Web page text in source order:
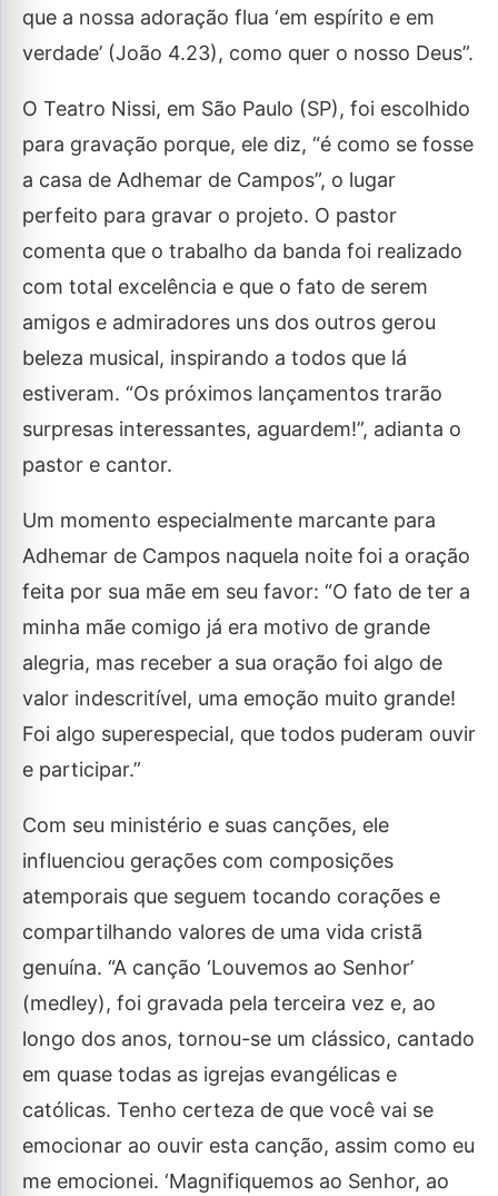
que a nossa adoração flua ‘em espírito e em
verdade’ (João 4.23), como quer o nosso Deus”.
O Teatro Nissi, em São Paulo (SP), foi escolhido
para gravação porque, ele diz, “é como se fosse
a casa de Adhemar de Campos”, o lugar
perfeito para gravar o projeto. O pastor
comenta que o trabalho da banda foi realizado
com total excelência e que o fato de serem
amigos e admiradores uns dos outros gerou
beleza musical, inspirando a todos que lá
estiveram. “Os próximos lançamentos trarão
surpresas interessantes, aguardem!”, adianta o
pastor e cantor.
Um momento especialmente marcante para
Adhemar de Campos naquela noite foi a oração
feita por sua mãe em seu favor: “O fato de ter a
minha mãe comigo já era motivo de grande
alegria, mas receber a sua oração foi algo de
valor indescritível, uma emoção muito grande!
Foi algo superespecial, que todos puderam ouvir
e participar.”
Com seu ministério e suas canções, ele
influenciou gerações com composições
atemporais que seguem tocando corações e
compartilhando valores de uma vida cristã
genuína. “A canção ‘Louvemos ao Senhor’
(medley), foi gravada pela terceira vez e, ao
longo dos anos, tornou-se um clássico, cantado
em quase todas as igrejas evangélicas e
católicas. Tenho certeza de que você vai se
emocionar ao ouvir esta canção, assim como eu
me emocionei. ‘Magnifiquemos ao Senhor, ao